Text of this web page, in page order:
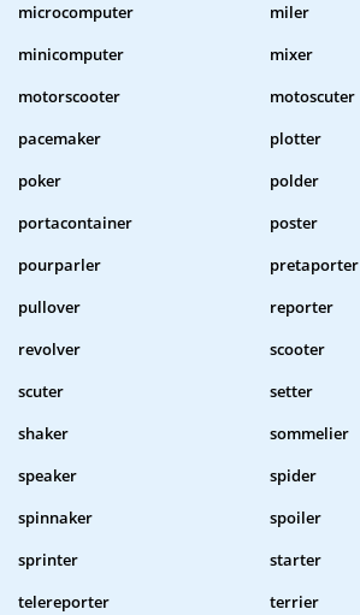
microcomputer
miler
minicomputer
mixer
motorscooter
motoscuter
pacemaker
plotter
poker
polder
portacontainer
poster
pourparler
pretaporter
pullover
reporter
revolver
scooter
scuter
setter
shaker
sommelier
speaker
spider
spinnaker
spoiler
sprinter
starter
telereporter
terrier